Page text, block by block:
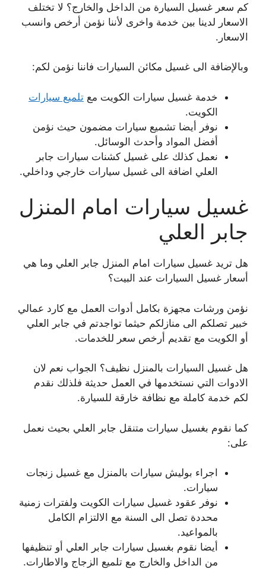
كم سعر غسيل السيارة من الداخل والخارج؟ لا تختلف
الاسعار لدينا بين خدمة واخرى لأننا نؤمن أرخص وانسب
الاسعار.
وبالإضافة الى غسيل مكائن السيارات فاننا نؤمن لكم:
خدمة غسيل سيارات الكويت مع تلميع سيارات
الكويت.
نوفر أيضا تشميع سيارات مضمون حيث نؤمن
أفضل المواد وأحدث الوسائل.
نعمل كذلك على غسيل كشنات سيارات جابر
العلي اضافة الى غسيل سيارات خارجي وداخلي.
غسيل سيارات امام المنزل
جابر العلي
هل تريد غسيل سيارات امام المنزل جابر العلي وما هي
أسعار غسيل السيارات عند البيت؟
نؤمن ورشات مجهزة بكامل أدوات العمل مع كارد عمالي
خبير تصلكم الى منازلكم حيثما تواجدتم في جابر العلي
أو الكويت مع تقديم أرخص سعر للخدمات.
هل غسيل السيارات بالمنزل نظيف؟ الجواب نعم لان
الادوات التي نستخدمها في العمل حديثة فلذلك نقدم
لكم خدمة كاملة مع نظافة خارقة للسيارة.
كما نقوم بغسيل سيارات متنقل جابر العلي بحيث نعمل
على:
اجراء بوليش سيارات بالمنزل مع غسيل زنجات
سيارات.
نوفر عقود غسيل سيارات الكويت ولفترات زمنية
محددة تصل الى السنة مع الالتزام الكامل
بالمواعيد.
أيضا نقوم بغسيل سيارات جابر العلي أو تنظيفها
من الداخل والخارج مع تلميع الزجاج والاطارات.